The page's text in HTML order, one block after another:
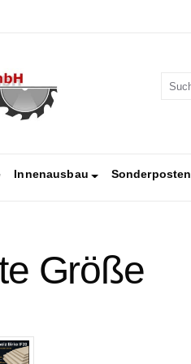
Innenausbau Sonderposten
Größe